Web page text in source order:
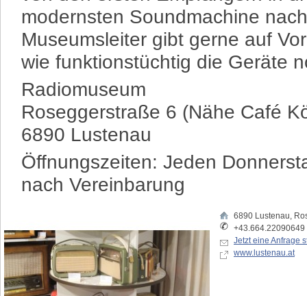
modernsten Soundmachine
Museumsleiter gibt gerne auf
wie funktionstüchtig die Geräte
Radiomuseum
Roseggerstraße 6 (Nähe Café
6890 Lustenau
Öffnungszeiten: Jeden
nach Vereinbarung
6890 Lustenau,
+43.664.22090649
Jetzt eine Anfrage
www.lustenau.at